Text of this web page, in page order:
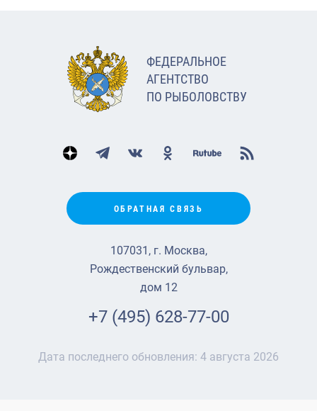
ФЕДЕРАЛЬНОЕ
АГЕНТСТВО
ПО РЫБОЛОВСТВУ
ОБРАТНАЯ СВЯЗЬ
107031, г. Москва,
Рождественский бульвар,
дом 12
+7 (495) 628-77-00
Дата последнего обновления: 4 августа 2026